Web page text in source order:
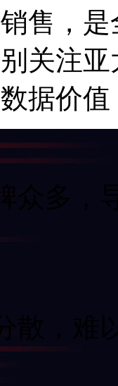
，
别关
据价值
多
，